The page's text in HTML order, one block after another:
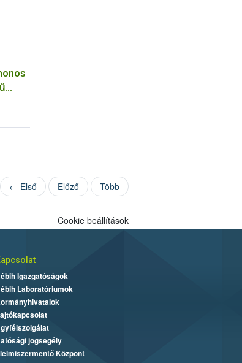
← Első Előző Több
Cookie beállítások
Igazgatóságok
Laboratóriumok
jogsegély
Központ